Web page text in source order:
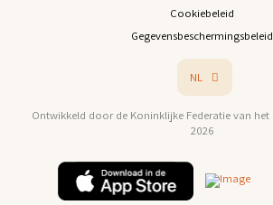
Cookiebeleid
Gegevensbeschermingsbeleid
NL
Ontwikkeld door de Koninklijke Federatie van
2026